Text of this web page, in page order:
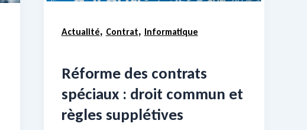
Actualité, Contrat, Informatique
Réforme des contrats
spéciaux : droit commun et
règles supplétives